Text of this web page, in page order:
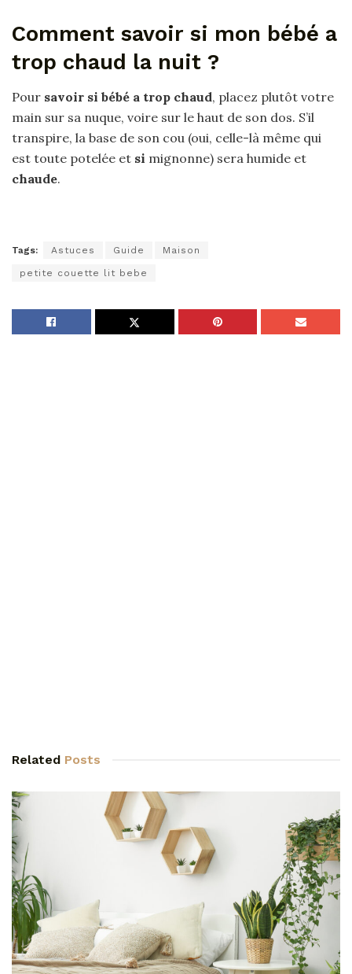
Comment savoir si mon bébé a
trop chaud la nuit ?
Pour savoir si bébé a trop chaud, placez plutôt votre
main sur sa nuque, voire sur le haut de son dos. S’il
transpire, la base de son cou (oui, celle-là même qui
est toute potelée et si mignonne) sera humide et
chaude.
Tags: Astuces Guide Maison
petite couette lit bebe
Related Posts